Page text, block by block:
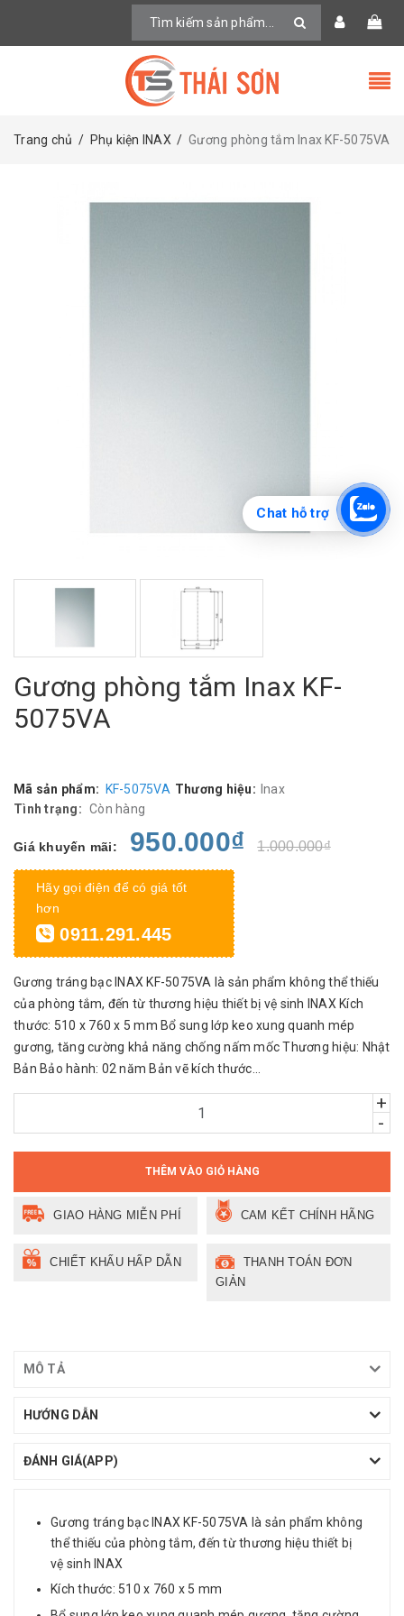
Trang chủ / Phụ kiện INAX / Gương phòng tắm Inax KF-5075VA
Gương phòng tắm Inax KF-
5075VA
Mã sản phẩm: KF-5075VA Thương hiệu: Inax
Tình trạng: Còn hàng
Giá khuyến mãi: 950.000₫ 1.000.000₫
Hãy gọi điện để có giá tốt
hơn
0911.291.445
Gương tráng bạc INAX KF-5075VA là sản phẩm không thể thiếu
của phòng tắm, đến từ thương hiệu thiết bị vệ sinh INAX Kích
thước: 510 x 760 x 5 mm Bổ sung lớp keo xung quanh mép
gương, tăng cường khả năng chống nấm mốc Thương hiệu: Nhật
Bản Bảo hành: 02 năm Bản vẽ kích thước...
+
-
THÊM VÀO GIỎ HÀNG
GIAO HÀNG MIỄN PHÍ CAM KẾT CHÍNH HÃNG
CHIẾT KHẤU HẤP DẪN
THANH TOÁN ĐƠN
GIẢN
MÔ TẢ
HƯỚNG DẪN
ĐÁNH GIÁ(APP)
Gương tráng bạc INAX KF-5075VA là sản phẩm không
thể thiếu của phòng tắm, đến từ thương hiệu thiết bị
vệ sinh INAX
Kích thước: 510 x 760 x 5 mm
Chat hỗ trợ